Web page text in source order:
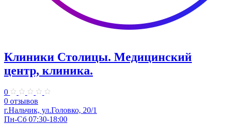
Клиники Столицы. Медицинский
центр, клиника.
0
0 отзывов
г.Нальчик, ул.Головко, 20/1
Пн-Сб 07:30-18:00